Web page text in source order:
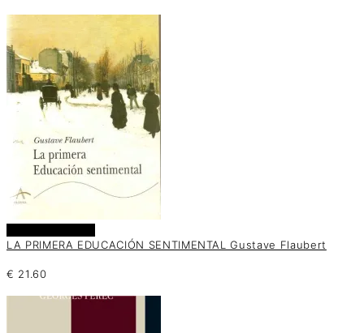
LA PRIMERA EDUCACIÓN SENTIMENTAL Gustave Flaubert
€ 21.60